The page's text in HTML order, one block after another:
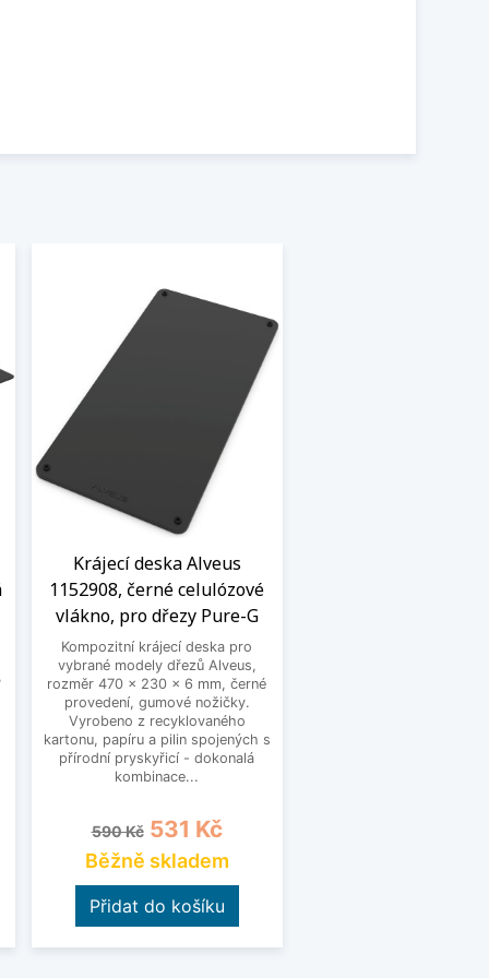
Krájecí deska Alveus
1152908, černé celulózové
vlákno, pro dřezy Pure-G
Kompozitní krájecí deska pro
vybrané modely dřezů Alveus,
rozměr 470 x 230 x 6 mm, černé
provedení, gumové nožičky.
Vyrobeno z recyklovaného
kartonu, papíru a pilin spojených s
přírodní pryskyřicí - dokonalá
kombinace...
Běžná cena
590 Kč Cena
531 Kč
Běžně skladem
Přidat do košíku